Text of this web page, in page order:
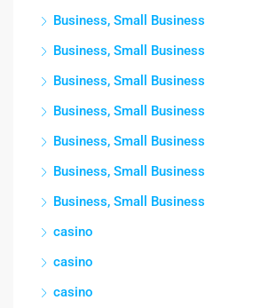
Business, Small Business
Business, Small Business
Business, Small Business
Business, Small Business
Business, Small Business
Business, Small Business
Business, Small Business
casino
casino
casino